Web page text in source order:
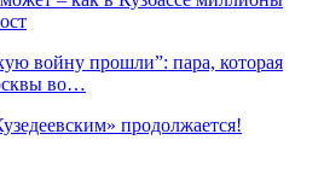
войну прошли”: пара, которая
во…
продолжается!